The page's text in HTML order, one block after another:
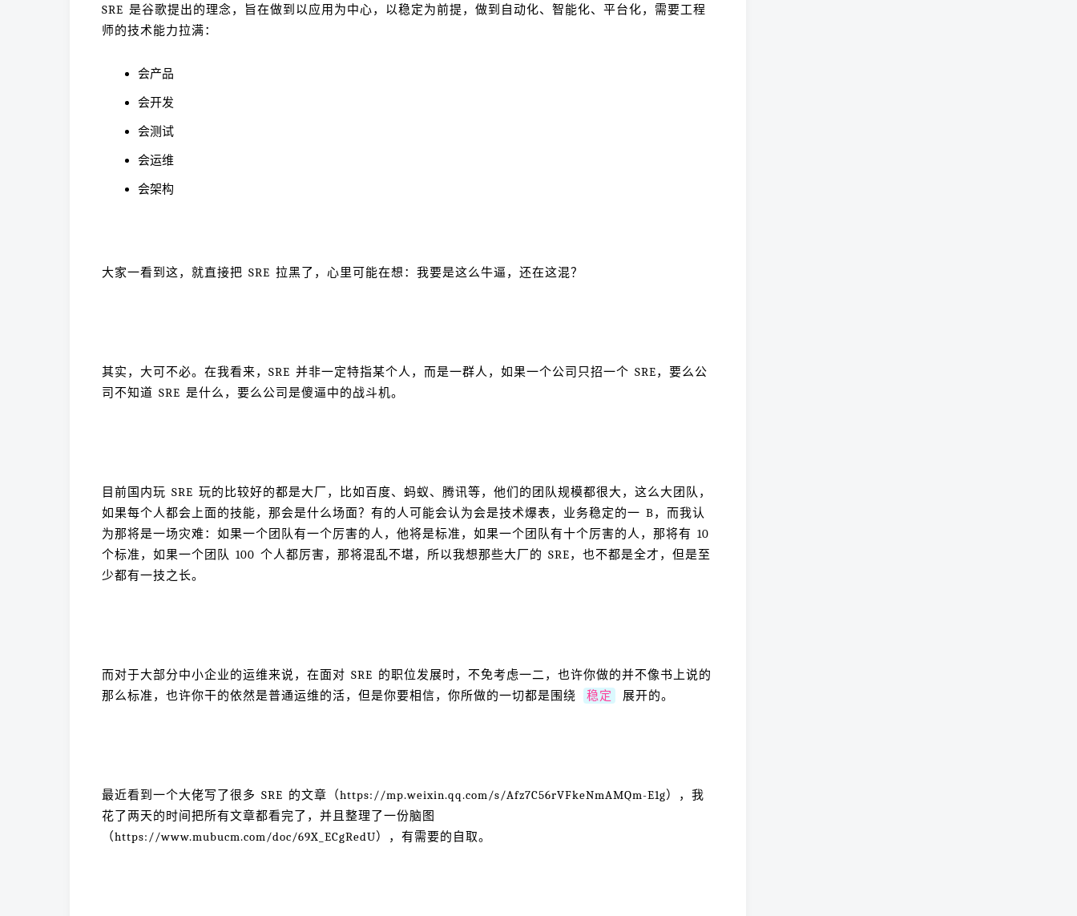
SRE 是谷歌提出的理念，旨在做到以应用为中心，以稳定为前提，做到自动化、智能化、平台化，需要工程
师的技术能力拉满：
会产品
会开发
会测试
会运维
会架构
大家一看到这，就直接把 SRE 拉黑了，心里可能在想：我要是这么牛逼，还在这混？
其实，大可不必。在我看来，SRE 并非一定特指某个人，而是一群人，如果一个公司只招一个 SRE，要么公
司不知道 SRE 是什么，要么公司是傻逼中的战斗机。
目前国内玩 SRE 玩的比较好的都是大厂，比如百度、蚂蚁、腾讯等，他们的团队规模都很大，这么大团队，
如果每个人都会上面的技能，那会是什么场面？有的人可能会认为会是技术爆表，业务稳定的一 B，而我认
为那将是一场灾难：如果一个团队有一个厉害的人，他将是标准，如果一个团队有十个厉害的人，那将有 10
个标准，如果一个团队 100 个人都厉害，那将混乱不堪，所以我想那些大厂的 SRE，也不都是全才，但是至
少都有一技之长。
而对于大部分中小企业的运维来说，在面对 SRE 的职位发展时，不免考虑一二，也许你做的并不像书上说的
那么标准，也许你干的依然是普通运维的活，但是你要相信，你所做的一切都是围绕
稳定 展开的。
最近看到一个大佬写了很多 SRE 的文章（https://mp.weixin.qq.com/s/Afz7C56rVFkeNmAMQm-E1g），我
花了两天的时间把所有文章都看完了，并且整理了一份脑图
（https://www.mubucm.com/doc/69X_ECgRedU），有需要的自取。